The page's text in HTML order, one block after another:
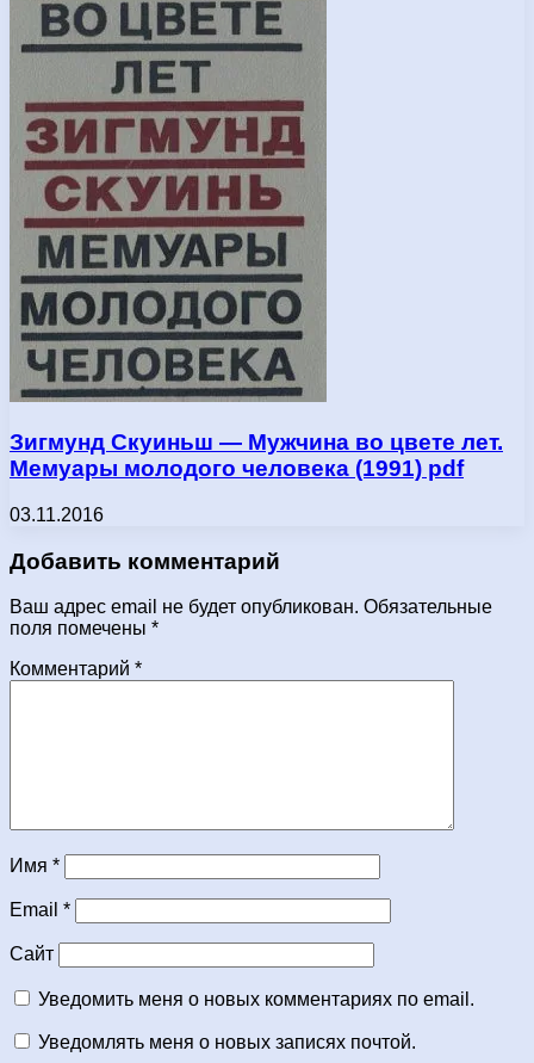
Зигмунд Скуиньш — Мужчина во цвете лет.
Мемуары молодого человека (1991) pdf
03.11.2016
Добавить комментарий
Ваш адрес email не будет опубликован. Обязательные
поля помечены *
Комментарий *
Имя *
Email *
Сайт
Уведомить меня о новых комментариях по email.
Уведомлять меня о новых записях почтой.